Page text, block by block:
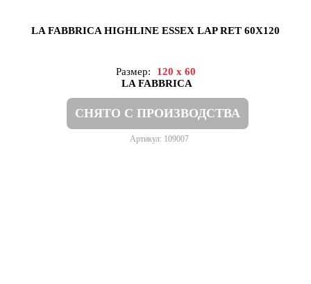
LA FABBRICA HIGHLINE ESSEX LAP RET 60X120
Размер:
120 x 60
LA FABBRICA
СНЯТО С ПРОИЗВОДСТВА
Артикул: 109007